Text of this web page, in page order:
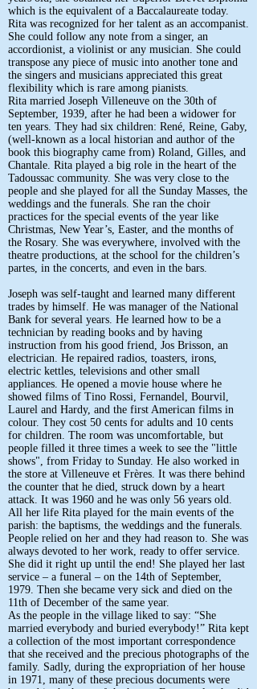
which is the equivalent of a Baccalaureate today.
Rita was recognized for her talent as an accompanist.
She could follow any note from a singer, an
accordionist, a violinist or any musician. She could
transpose any piece of music into another tone and
the singers and musicians appreciated this great
flexibility which is rare among pianists.
Rita married Joseph Villeneuve on the 30th of
September, 1939, after he had been a widower for
ten years. They had six children: René, Reine, Gaby,
(well-known as a local historian and author of the
book this biography came from) Roland, Gilles, and
Chantale. Rita played a big role in the heart of the
Tadoussac community. She was very close to the
people and she played for all the Sunday Masses, the
weddings and the funerals. She ran the choir
practices for the special events of the year like
Christmas, New Year’s, Easter, and the months of
the Rosary. She was everywhere, involved with the
theatre productions, at the school for the children’s
partes, in the concerts, and even in the bars.
Joseph was self-taught and learned many different
trades by himself. He was manager of the National
Bank for several years. He learned how to be a
technician by reading books and by having
instruction from his good friend, Jos Brisson, an
electrician. He repaired radios, toasters, irons,
electric kettles, televisions and other small
appliances. He opened a movie house where he
showed films of Tino Rossi, Fernandel, Bourvil,
Laurel and Hardy, and the first American films in
colour. They cost 50 cents for adults and 10 cents
for children. The room was uncomfortable, but
people filled it three times a week to see the "little
shows", from Friday to Sunday. He also worked in
the store at Villeneuve et Frères. It was there behind
the counter that he died, struck down by a heart
attack. It was 1960 and he was only 56 years old.
All her life Rita played for the main events of the
parish: the baptisms, the weddings and the funerals.
People relied on her and they had reason to. She was
always devoted to her work, ready to offer service.
She did it right up until the end! She played her last
service – a funeral – on the 14th of September,
1979. Then she became very sick and died on the
11th of December of the same year.
As the people in the village liked to say: “She
married everybody and buried everybody!” Rita kept
a collection of the most important correspondence
that she received and the precious photographs of the
family. Sadly, during the expropriation of her house
in 1971, many of these precious documents were